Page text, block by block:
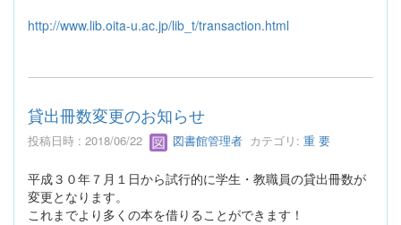
http://www.lib.oita-u.ac.jp/lib_t/transaction.html
貸出冊数変更のお知らせ
投稿日時 : 2018/06/22 図書館管理者 カテゴリ: 重 要
平成３０年７月１日から試行的に学生・教職員の貸出冊数が
変更となります。
これまでより多くの本を借りることができます！